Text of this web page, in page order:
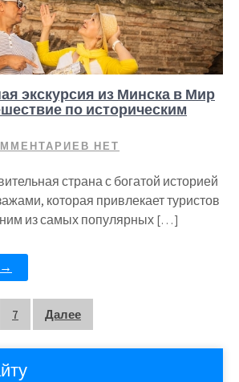
экскурсия из Минска в Мир
по историческим
НЕТ
страна с богатой историей
которая привлекает туристов
из самых популярных […]
7 Далее